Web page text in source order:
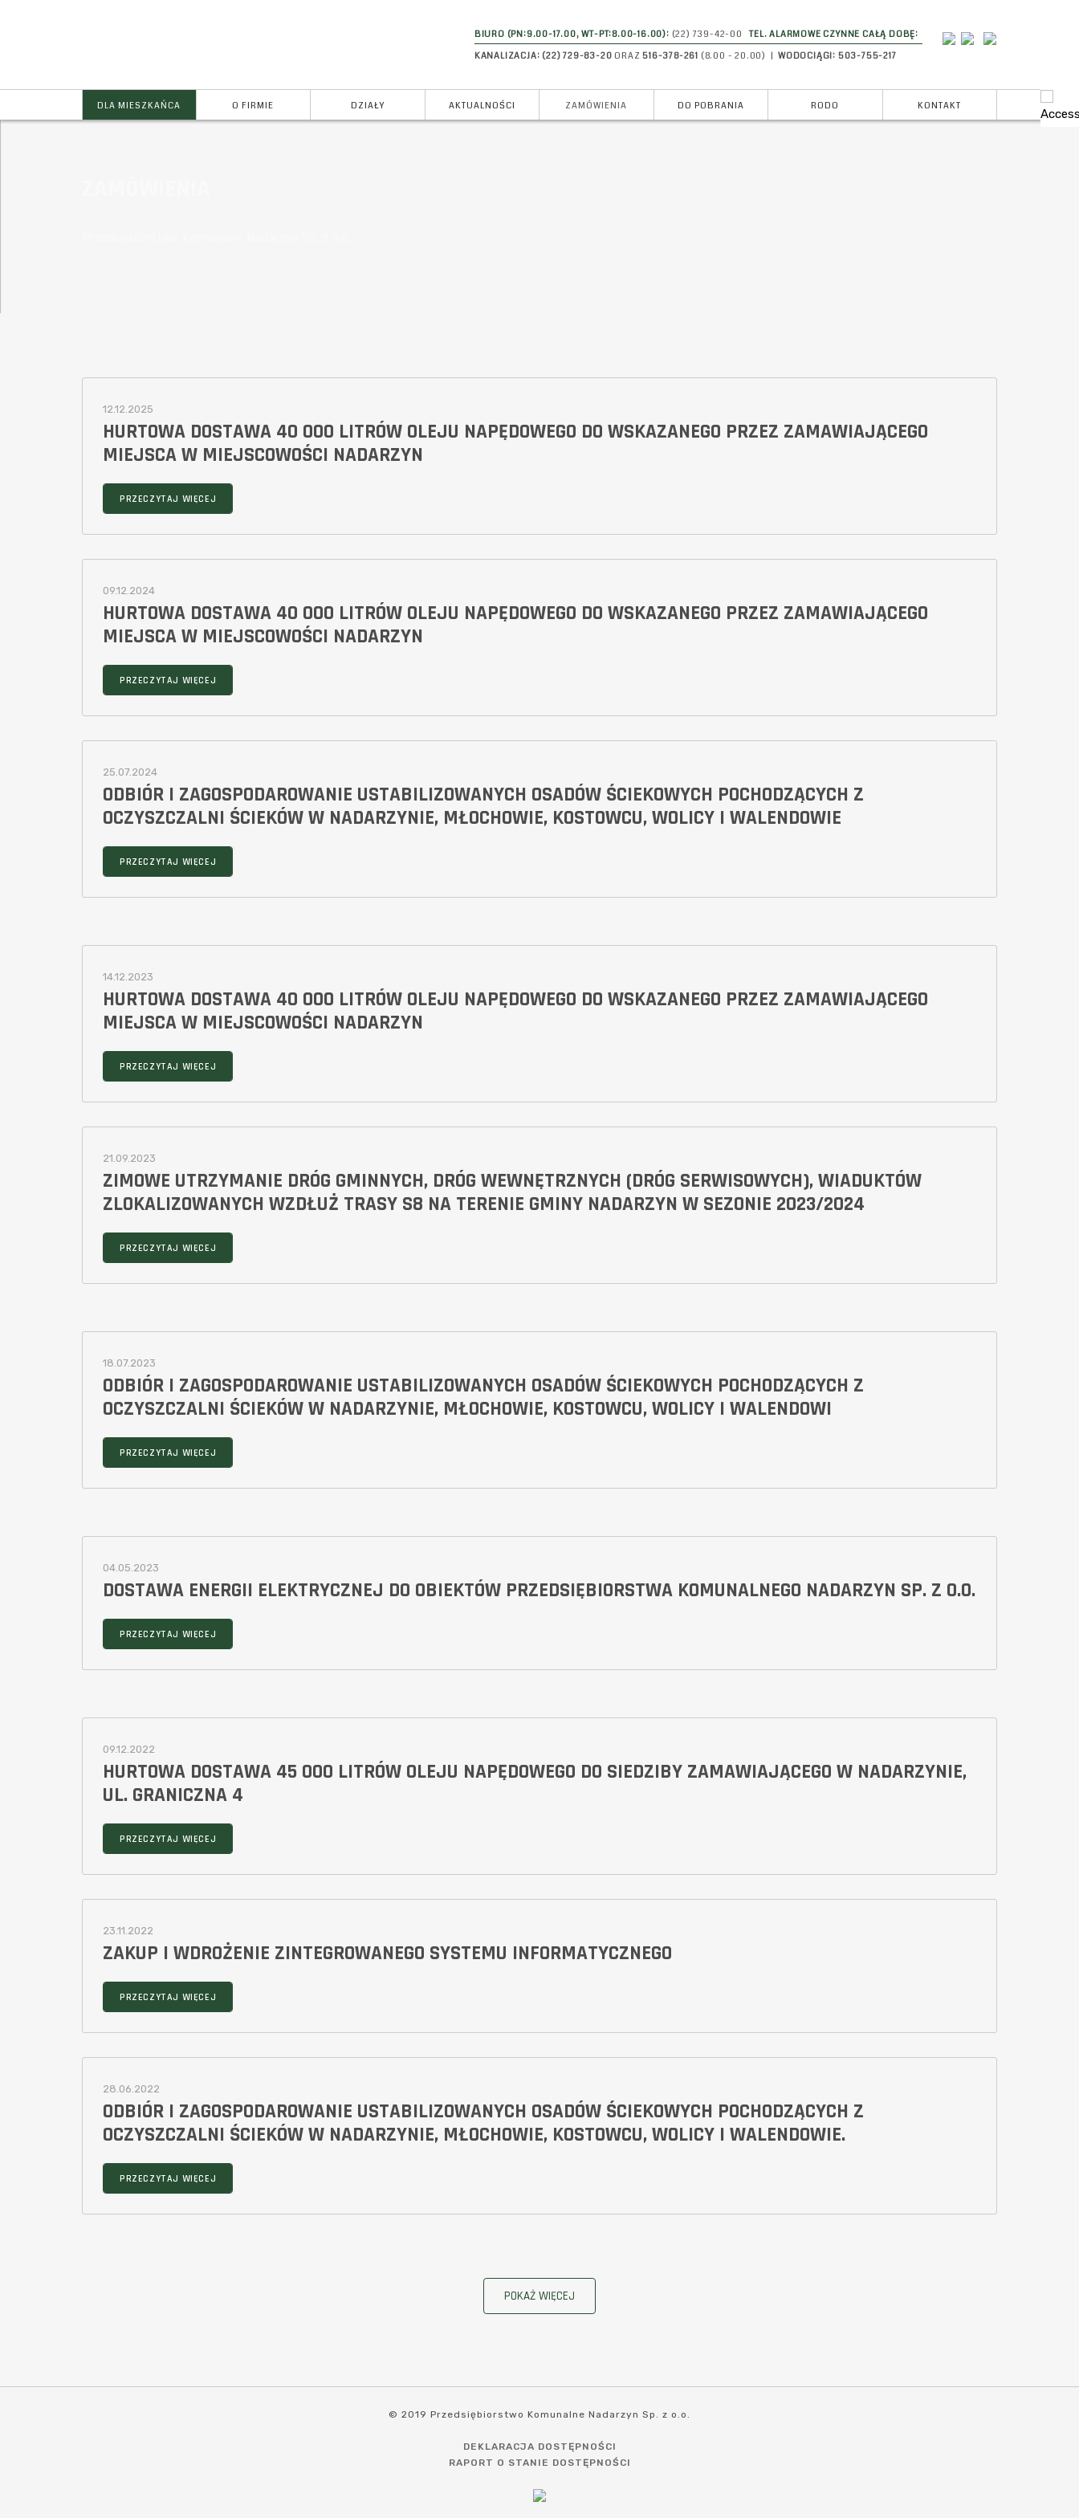
DLA MIESZKAŃCA O FIRMIE DZIAŁY AKTUALNOŚCI ZAMÓWIENIA DO POBRANIA RODO KONTAKT
BIURO (PN:9.00-17.00, WT-PT:8.00-16.00): (22) 739-42-00TEL. ALARMOWE CZYNNE CAŁĄ DOBĘ:
KANALIZACJA: (22) 729-83-20 ORAZ 516-378-261 (8.00 - 20.00) |WODOCIĄGI: 503-755-217
12.12.2025
HURTOWA DOSTAWA 40 000 LITRÓW OLEJU NAPĘDOWEGO DO WSKAZANEGO PRZEZ ZAMAWIAJĄCEGO
MIEJSCA W MIEJSCOWOŚCI NADARZYN
PRZECZYTAJ WIĘCEJ
09.12.2024
HURTOWA DOSTAWA 40 000 LITRÓW OLEJU NAPĘDOWEGO DO WSKAZANEGO PRZEZ ZAMAWIAJĄCEGO
MIEJSCA W MIEJSCOWOŚCI NADARZYN
PRZECZYTAJ WIĘCEJ
25.07.2024
ODBIÓR I ZAGOSPODAROWANIE USTABILIZOWANYCH OSADÓW ŚCIEKOWYCH POCHODZĄCYCH Z
OCZYSZCZALNI ŚCIEKÓW W NADARZYNIE, MŁOCHOWIE, KOSTOWCU, WOLICY I WALENDOWIE
PRZECZYTAJ WIĘCEJ
14.12.2023
HURTOWA DOSTAWA 40 000 LITRÓW OLEJU NAPĘDOWEGO DO WSKAZANEGO PRZEZ ZAMAWIAJĄCEGO
MIEJSCA W MIEJSCOWOŚCI NADARZYN
PRZECZYTAJ WIĘCEJ
21.09.2023
ZIMOWE UTRZYMANIE DRÓG GMINNYCH, DRÓG WEWNĘTRZNYCH (DRÓG SERWISOWYCH), WIADUKTÓW
ZLOKALIZOWANYCH WZDŁUŻ TRASY S8 NA TERENIE GMINY NADARZYN W SEZONIE 2023/2024
PRZECZYTAJ WIĘCEJ
18.07.2023
ODBIÓR I ZAGOSPODAROWANIE USTABILIZOWANYCH OSADÓW ŚCIEKOWYCH POCHODZĄCYCH Z
OCZYSZCZALNI ŚCIEKÓW W NADARZYNIE, MŁOCHOWIE, KOSTOWCU, WOLICY I WALENDOWI
PRZECZYTAJ WIĘCEJ
04.05.2023
DOSTAWA ENERGII ELEKTRYCZNEJ DO OBIEKTÓW PRZEDSIĘBIORSTWA KOMUNALNEGO NADARZYN SP. Z O.O.
PRZECZYTAJ WIĘCEJ
09.12.2022
HURTOWA DOSTAWA 45 000 LITRÓW OLEJU NAPĘDOWEGO DO SIEDZIBY ZAMAWIAJĄCEGO W NADARZYNIE,
UL. GRANICZNA 4
PRZECZYTAJ WIĘCEJ
23.11.2022
ZAKUP I WDROŻENIE ZINTEGROWANEGO SYSTEMU INFORMATYCZNEGO
PRZECZYTAJ WIĘCEJ
28.06.2022
ODBIÓR I ZAGOSPODAROWANIE USTABILIZOWANYCH OSADÓW ŚCIEKOWYCH POCHODZĄCYCH Z
OCZYSZCZALNI ŚCIEKÓW W NADARZYNIE, MŁOCHOWIE, KOSTOWCU, WOLICY I WALENDOWIE.
PRZECZYTAJ WIĘCEJ
POKAŻ WIĘCEJ
© 2019 Przedsiębiorstwo Komunalne Nadarzyn Sp. z o.o.
DEKLARACJA DOSTĘPNOŚCI
RAPORT O STANIE DOSTĘPNOŚCI